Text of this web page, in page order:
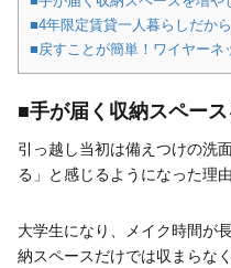
■4年限定賃貸一人暮らしだか
■戻すことが簡単！ワイヤーネ
■手が届く収納スペー
引っ越し当初は備えつけの洗
る」と感じるようになった理
大学生になり、メイク時間が
納スペースだけでは収まらな